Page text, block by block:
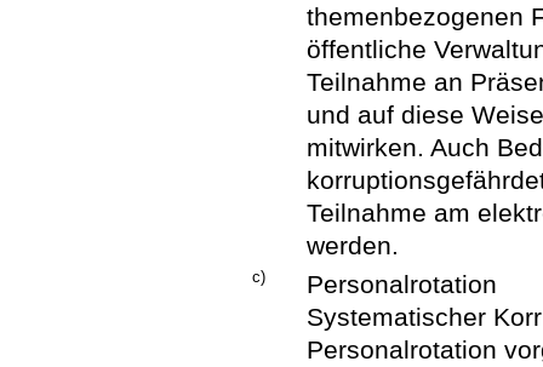
themenbezogenen
öffentliche
Teilnahme an
und auf diese
mitwirken. Auch
Teilnahme am
werden.
c)
Personalrotation
Systematischer
Personalrotation